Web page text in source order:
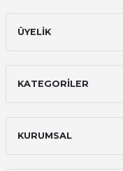
ÜYELİK
KATEGORİLER
KURUMSAL